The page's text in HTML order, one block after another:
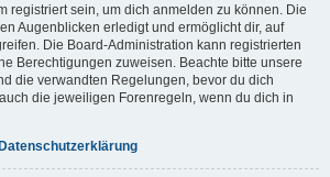
registriert sein, um dich anmelden zu können. Die
Augenblicken erledigt und ermöglicht dir, auf
Die Board-Administration kann registrierten
Berechtigungen zuweisen. Beachte bitte unsere
die verwandten Regelungen, bevor du dich
die jeweiligen Forenregeln, wenn du dich in